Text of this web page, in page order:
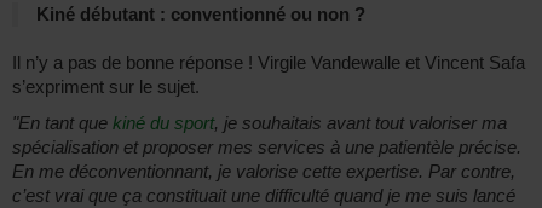
Kiné débutant : conventionné ou non ?
Il n’y a pas de bonne réponse ! Virgile Vandewalle et Vincent Safa
s’expriment sur le sujet.
"En tant que kiné du sport, je souhaitais avant tout valoriser ma
spécialisation et proposer mes services à une patientèle précise.
En me déconventionnant, je valorise cette expertise. Par contre,
c’est vrai que ça constituait une difficulté quand je me suis lancé